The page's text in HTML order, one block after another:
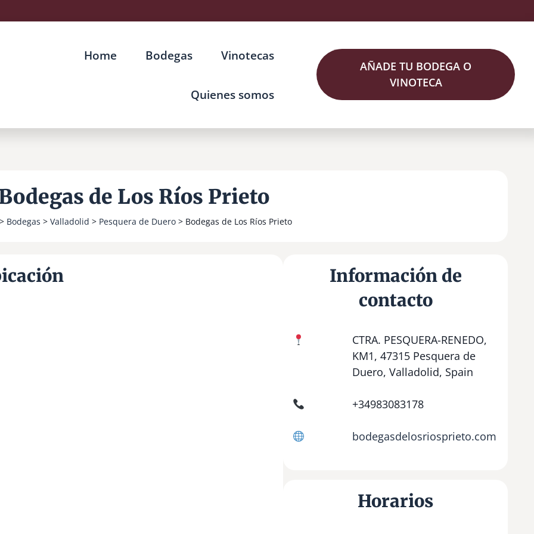
Home Bodegas Vinotecas
Quienes somos
AÑADE TU BODEGA O
VINOTECA
de Los Ríos Prieto
Bodegas > Valladolid > Pesquera de Duero> Bodegas de Los Ríos Prieto
Información de
contacto
CTRA. PESQUERA-RENEDO,
KM1, 47315 Pesquera de
Duero, Valladolid, Spain
+34983083178
bodegasdelosriosprieto.com
Horarios